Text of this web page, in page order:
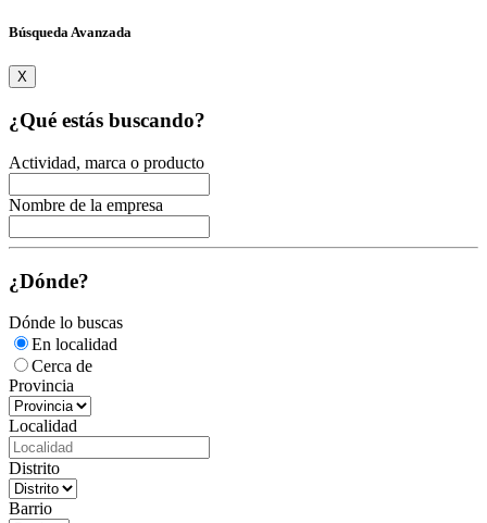
Búsqueda Avanzada
X
¿Qué estás buscando?
Actividad, marca o producto
Nombre de la empresa
¿Dónde?
Dónde lo buscas
En localidad
Cerca de
Provincia
Localidad
Distrito
Barrio